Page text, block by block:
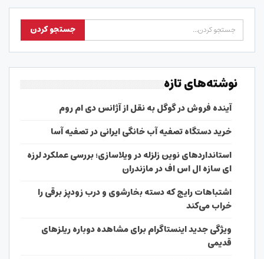
نوشته‌های تازه
آینده فروش در گوگل به نقل از آژانس دی ام روم
خرید دستگاه تصفیه آب خانگی ایرانی در تصفیه آسا
استانداردهای نوین زلزله در ویلاسازی؛ بررسی عملکرد لرزه
ای سازه ال اس اف در مازندران
اشتباهات رایج که دسته بخارشوی و درب زودپز برقی را
خراب می‌کند
ویژگی جدید اینستاگرام برای مشاهده دوباره ریلزهای
قدیمی